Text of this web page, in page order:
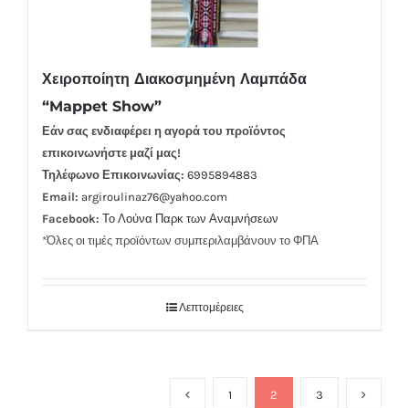
Χειροποίητη Διακοσμημένη Λαμπάδα
“Mappet Show”
Εάν σας ενδιαφέρει η αγορά του προϊόντος
επικοινωνήστε μαζί μας!
Τηλέφωνο Επικοινωνίας: 6995894883
Email: argiroulinaz76@yahoo.com
Facebook: Το Λούνα Παρκ των Αναμνήσεων
*Όλες οι τιμές προϊόντων συμπεριλαμβάνουν το ΦΠΑ
Λεπτομέρειες
1 2 3